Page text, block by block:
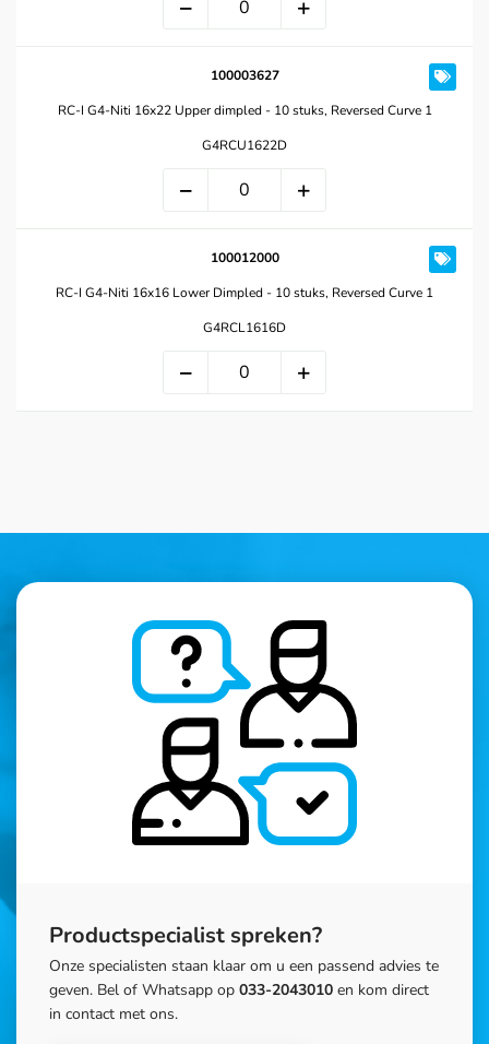
100003627
RC-I G4-Niti 16x22 Upper dimpled - 10 stuks, Reversed Curve 1
G4RCU1622D
100012000
RC-I G4-Niti 16x16 Lower Dimpled - 10 stuks, Reversed Curve 1
G4RCL1616D
Productspecialist spreken?
Onze specialisten staan klaar om u een passend advies te
geven. Bel of Whatsapp op 033-2043010 en kom direct
in contact met ons.